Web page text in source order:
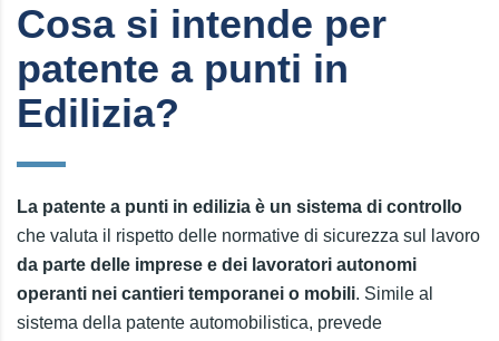
Cosa si intende per
patente a punti in
Edilizia?
La patente a punti in edilizia è un sistema di controllo
che valuta il rispetto delle normative di sicurezza sul lavoro
da parte delle imprese e dei lavoratori autonomi
operanti nei cantieri temporanei o mobili. Simile al
sistema della patente automobilistica, prevede